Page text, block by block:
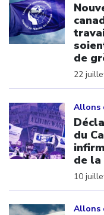
de
22
Allons
du
de
10
Allons